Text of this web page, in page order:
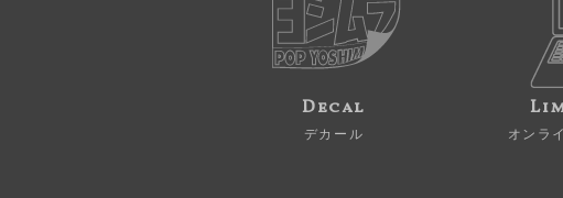
Decal
デカール オンラ